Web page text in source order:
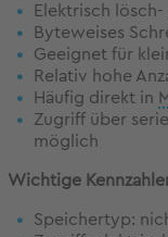
Elektrisch
Byteweises
Geeignet für
Relativ hohe
Häufig direkt in
Zugriff über
möglich
Wichtige
Speichertyp: